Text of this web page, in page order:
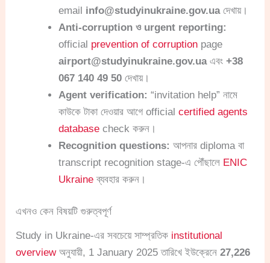
email info@studyinukraine.gov.uaদেখায়।
Anti-corruption ও urgent reporting:
official prevention of corruption page
airport@studyinukraine.gov.uaএবং+38
067 140 49 50 দেখায়।
Agent verification: “invitation help” নামে
কাউকে টাকা দেওয়ার আগে officialcertified agents
database check করুন।
Recognition questions: আপনার diploma বা
transcript recognition stage-এ পৌঁছালে ENIC
Ukraine ব্যবহার করুন।
এখনও কেন বিষয়টি গুরুত্বপূর্ণ
Study in Ukraine-এর সবচেয়ে সাম্প্রতিক institutional
overviewঅনুযায়ী, 1 January 2025 তারিখে ইউক্রেনে27,226